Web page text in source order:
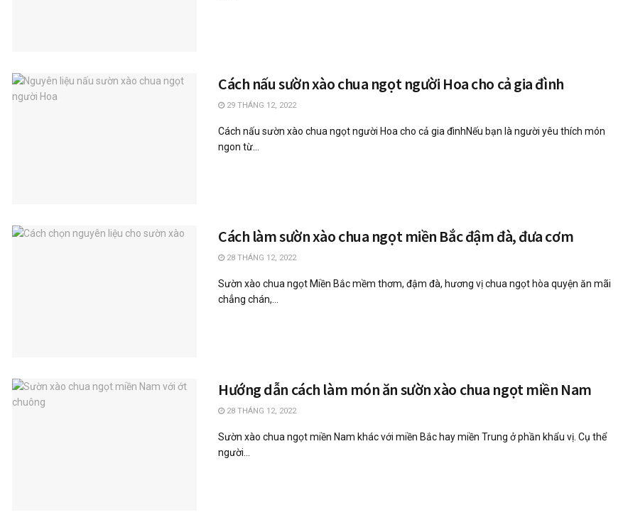
Cách nấu sườn xào chua ngọt người Hoa cho cả gia đình
29 THÁNG 12, 2022
Cách nấu sườn xào chua ngọt người Hoa cho cả gia đìnhNếu bạn là người yêu thích món
ngon từ...
Cách làm sườn xào chua ngọt miền Bắc đậm đà, đưa cơm
28 THÁNG 12, 2022
Sườn xào chua ngọt Miền Bắc mềm thơm, đậm đà, hương vị chua ngọt hòa quyện ăn mãi
chẳng chán,...
Hướng dẫn cách làm món ăn sườn xào chua ngọt miền Nam
28 THÁNG 12, 2022
Sườn xào chua ngọt miền Nam khác với miền Bắc hay miền Trung ở phần khẩu vị. Cụ thể
người...